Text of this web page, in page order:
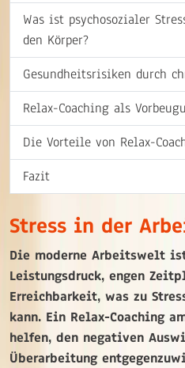
Was ist psychosozialer
den Körper?
Gesundheitsrisiken durch
Relax-Coaching als
Die Vorteile von Relax-
Fazit
Stress in der
Die moderne Arbeitswelt
Leistungsdruck, engen
Erreichbarkeit, was zu
kann. Ein Relax-Coaching
helfen, den negativen
Überarbeitung